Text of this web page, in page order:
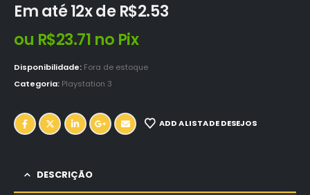
original
era:
R$44.96.
atual
é:
R$24.96.
Em até 12x deR$2.53
ou R$23.71 no Pix
Disponibilidade: Fora de estoque
Categoria: Playstation 3
ADD A LISTA DE DESEJOS
DESCRIÇÃO